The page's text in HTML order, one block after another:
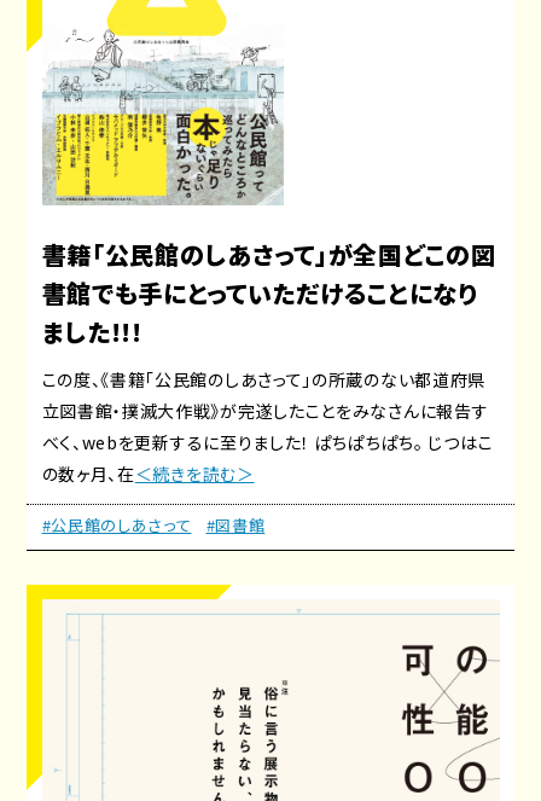
書籍「公民館のしあさって」が全国どこの図
書館でも手にとっていただけることになり
ました!!!
この度、《書籍「公民館のしあさって」の所蔵のない都道府県
立図書館・撲滅大作戦》が完遂したことをみなさんに報告す
べく、webを更新するに至りました！ ぱちぱちぱち。 じつはこ
の数ヶ月、在＜続きを読む＞
#公民館のしあさって #図書館